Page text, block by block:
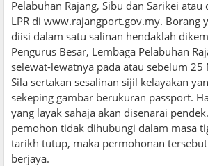
Pelabuhan Rajang, Sibu dan Sarikei
LPR di www.rajangport.gov.my. Borang
diisi dalam satu salinan hendaklah
Pengurus Besar, Lembaga Pelabuhan
selewat-lewatnya pada atau sebelum
Sila sertakan sesalinan sijil kelayakan
sekeping gambar berukuran passport.
yang layak sahaja akan disenarai
pemohon tidak dihubungi dalam masa
tarikh tutup, maka permohonan
berjaya.